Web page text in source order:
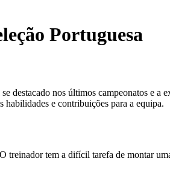
Portuguesa
destacado nos últimos campeonatos e a
habilidades e contribuições para a equipa.
tem a difícil tarefa de montar